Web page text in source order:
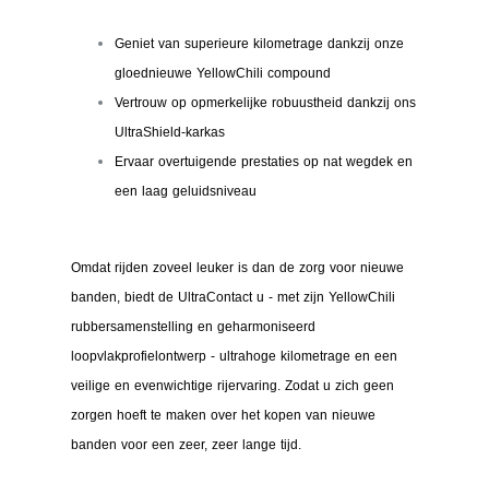
Geniet van superieure kilometrage dankzij onze
gloednieuwe YellowChili compound
Vertrouw op opmerkelijke robuustheid dankzij ons
UltraShield-karkas
Ervaar overtuigende prestaties op nat wegdek en
een laag geluidsniveau
Omdat rijden zoveel leuker is dan de zorg voor nieuwe
banden, biedt de UltraContact u - met zijn YellowChili
rubbersamenstelling en geharmoniseerd
loopvlakprofielontwerp - ultrahoge kilometrage en een
veilige en evenwichtige rijervaring. Zodat u zich geen
zorgen hoeft te maken over het kopen van nieuwe
banden voor een zeer, zeer lange tijd.